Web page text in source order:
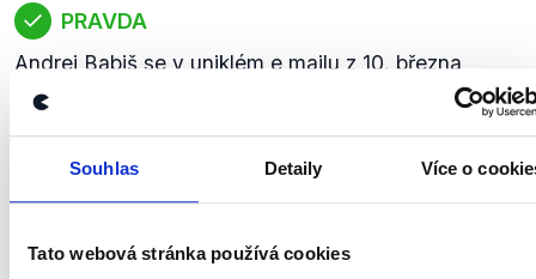
Souhlas Detaily Více o
Tato webová stránka používá cookies
PRAVDA
Andrej Babiš se v uniklém e mailu z 10. března
vulgárně vyjádřil na adresu ministra zahraničí Jana
nadávky, a to na adresu Lubomíra Zaorálka.